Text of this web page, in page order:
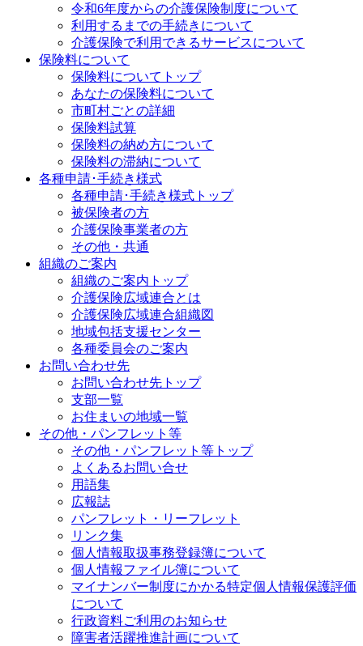
令和6年度からの介護保険制度について
利用するまでの手続きについて
介護保険で利用できるサービスについて
保険料について
保険料についてトップ
あなたの保険料について
市町村ごとの詳細
保険料試算
保険料の納め方について
保険料の滞納について
各種申請･手続き様式
各種申請･手続き様式トップ
被保険者の方
介護保険事業者の方
その他・共通
組織のご案内
組織のご案内トップ
介護保険広域連合とは
介護保険広域連合組織図
地域包括支援センター
各種委員会のご案内
お問い合わせ先
お問い合わせ先トップ
支部一覧
お住まいの地域一覧
その他・パンフレット等
その他・パンフレット等トップ
よくあるお問い合せ
用語集
広報誌
パンフレット・リーフレット
リンク集
個人情報取扱事務登録簿について
個人情報ファイル簿について
マイナンバー制度にかかる特定個人情報保護評価
について
行政資料ご利用のお知らせ
障害者活躍推進計画について